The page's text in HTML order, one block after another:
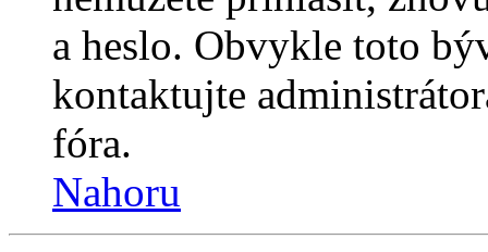
a heslo. Obvykle toto
kontaktujte
fóra.
Nahoru